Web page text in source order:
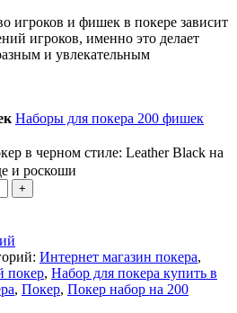
игроков и фишек в покере зависит
игроков, именно это делает
и увлекательным
Наборы для покера 200 фишек
в черном стиле: Leather Black на
и роскоши
Интернет магазин покера,
покер, Набор для покера купить в
, Покер, Покер набор на 200